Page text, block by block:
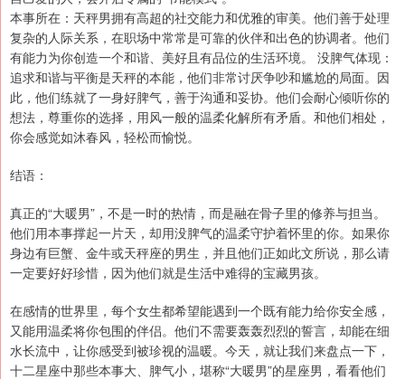
本事所在：天秤男拥有高超的社交能力和优雅的审美。他们善于处理
复杂的人际关系，在职场中常常是可靠的伙伴和出色的协调者。他们
有能力为你创造一个和谐、美好且有品位的生活环境。 没脾气体现：
追求和谐与平衡是天秤的本能，他们非常讨厌争吵和尴尬的局面。因
此，他们练就了一身好脾气，善于沟通和妥协。他们会耐心倾听你的
想法，尊重你的选择，用风一般的温柔化解所有矛盾。和他们相处，
你会感觉如沐春风，轻松而愉悦。
结语：
真正的“大暖男”，不是一时的热情，而是融在骨子里的修养与担当。
他们用本事撑起一片天，却用没脾气的温柔守护着怀里的你。如果你
身边有巨蟹、金牛或天秤座的男生，并且他们正如此文所说，那么请
一定要好好珍惜，因为他们就是生活中难得的宝藏男孩。
在感情的世界里，每个女生都希望能遇到一个既有能力给你安全感，
又能用温柔将你包围的伴侣。他们不需要轰轰烈烈的誓言，却能在细
水长流中，让你感受到被珍视的温暖。今天，就让我们来盘点一下，
十二星座中那些本事大、脾气小，堪称“大暖男”的星座男，看看他们